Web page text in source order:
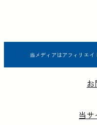
当メディアはアフィリエ
当サ